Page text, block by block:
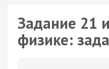
Задание 21
физике: